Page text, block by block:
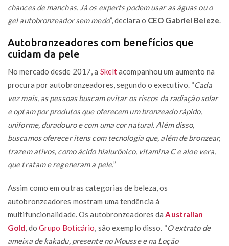
chances de manchas. Já os experts podem usar as águas ou o
gel autobronzeador sem medo”, declara o CEO Gabriel Beleze
Autobronzeadores com benefícios que
cuidam da pele
No mercado desde 2017, a Skeltacompanhou um aumento na
procura por autobronzeadores, segundo o executivo. “Cada
vez mais, as pessoas buscam evitar os riscos da radiação solar
e optam por produtos que oferecem um bronzeado rápido,
uniforme, duradouro e com uma cor natural. Além disso,
buscamos oferecer itens com tecnologia que, além de bronzear,
trazem ativos, como ácido hialurônico, vitamina C e aloe vera,
que tratam e regeneram a pele.”
Assim como em outras categorias de beleza, os
autobronzeadores mostram uma tendência à
multifuncionalidade. Os autobronzeadores da Australian
Gold , do Grupo Boticário , são exemplo disso. “O extrato de
ameixa de kakadu, presente no Mousse e na Loção